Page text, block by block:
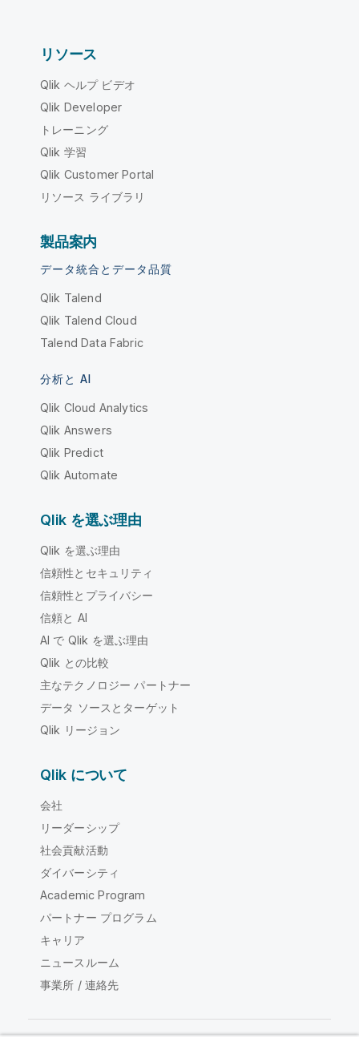
リソース
Qlik ヘルプ ビデオ
Qlik Developer
トレーニング
Qlik 学習
Qlik Customer Portal
リソース ライブラリ
製品案内
データ統合とデータ品質
Qlik Talend
Qlik Talend Cloud
Talend Data Fabric
分析と AI
Qlik Cloud Analytics
Qlik Answers
Qlik Predict
Qlik Automate
Qlik を選ぶ理由
Qlik を選ぶ理由
信頼性とセキュリティ
信頼性とプライバシー
信頼と AI
AI で Qlik を選ぶ理由
Qlik との比較
主なテクノロジー パートナー
データ ソースとターゲット
Qlik リージョン
Qlik について
会社
リーダーシップ
社会貢献活動
ダイバーシティ
Academic Program
パートナー プログラム
キャリア
ニュースルーム
事業所 / 連絡先